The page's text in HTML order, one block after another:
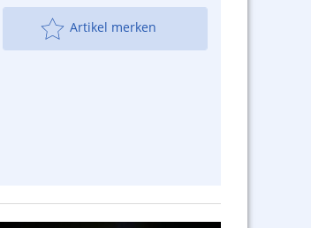
Artikel merken